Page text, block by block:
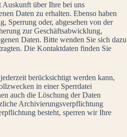
Auskunft über Ihre bei uns
Daten zu erhalten. Ebenso haben
Sperrung oder, abgesehen von der
zur Geschäftsabwicklung,
Daten. Bitte wenden Sie sich dazu
Die Kontaktdaten finden Sie
berücksichtigt werden kann,
in einer Sperrdatei
auch die Löschung der Daten
Archivierungsverpflichtung
besteht, sperren wir Ihre